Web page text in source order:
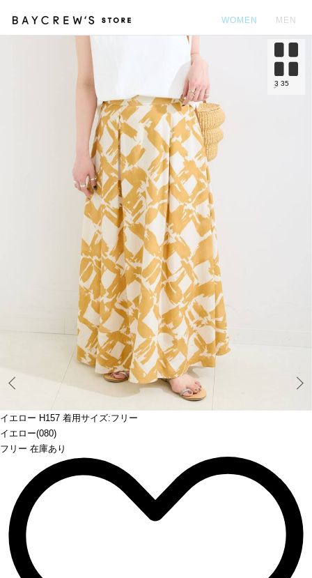
WOMEN MEN
イエロー H157 着用サイズ:フリー
イエロー(080)
フリー 在庫あり
3 35